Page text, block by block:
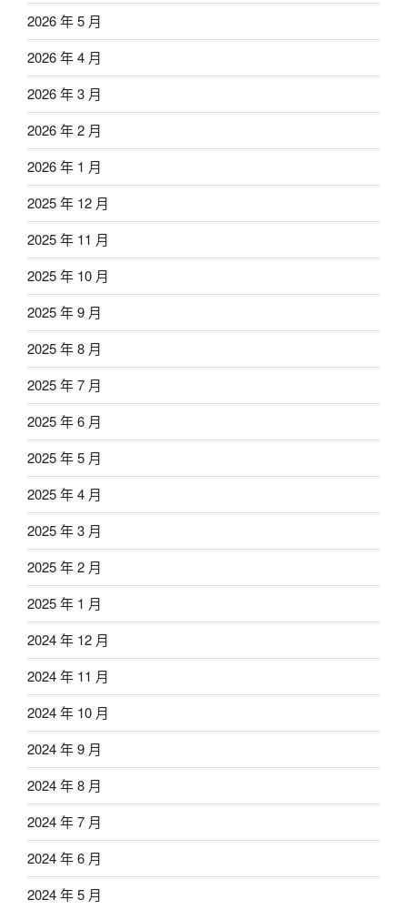
2026 年 5 月
2026 年 4 月
2026 年 3 月
2026 年 2 月
2026 年 1 月
2025 年 12 月
2025 年 11 月
2025 年 10 月
2025 年 9 月
2025 年 8 月
2025 年 7 月
2025 年 6 月
2025 年 5 月
2025 年 4 月
2025 年 3 月
2025 年 2 月
2025 年 1 月
2024 年 12 月
2024 年 11 月
2024 年 10 月
2024 年 9 月
2024 年 8 月
2024 年 7 月
2024 年 6 月
2024 年 5 月